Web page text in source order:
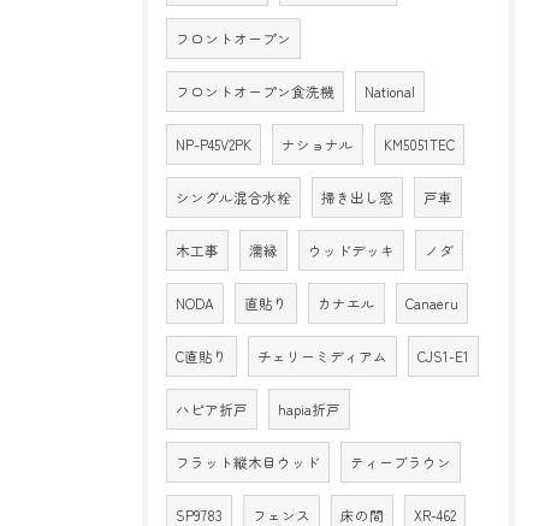
フロントオープン
フロントオープン食洗機 National
NP-P45V2PK ナショナル KM5051TEC
シングル混合水栓 掃き出し窓 戸車
木工事 濡縁 ウッドデッキ ノダ
NODA 直貼り カナエル Canaeru
C直貼り チェリーミディアム CJS1-E1
ハピア折戸 hapia折戸
フラット縦木目ウッド ティーブラウン
SP9783 フェンス 床の間 XR-462